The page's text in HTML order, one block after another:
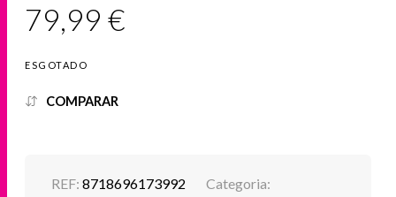
79,99€
ESGOTADO
COMPARAR
REF:8718696173992
Categoria: